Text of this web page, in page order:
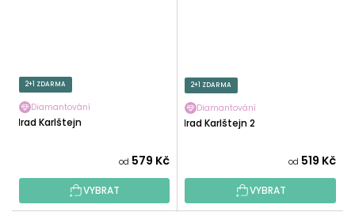
2+1 ZDARMA
Diamantování
Hrad Karlštejn
od 579 Kč
VYBRAT
2+1 ZDARMA
Diamantování
Hrad Karlštejn 2
od 519 Kč
VYBRAT